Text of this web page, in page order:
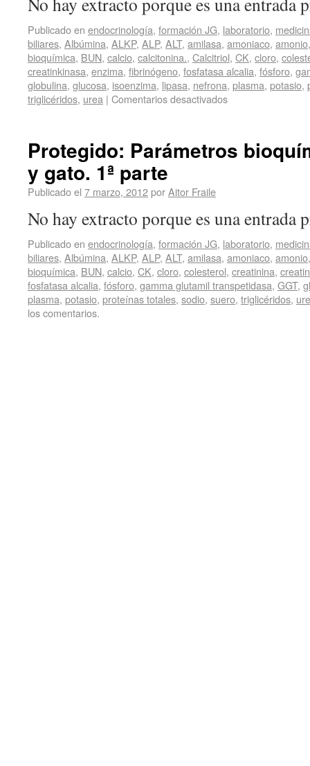
Publicado en endocrinología, formación JG, laboratorio,
biliares, Albúmina, ALKP, ALP, ALT, amilasa, amoniaco, amonio
bioquímica, BUN, calcio, calcitonina., Calcitriol, CK, cloro,
creatinkinasa, enzima, fibrinógeno, fosfatasa alcalia, fósforo,
globulina, glucosa, isoenzima, lipasa, nefrona, plasma, potasio,
triglicéridos, urea | Comentarios desactivados
Protegido: Parámetros
y gato. 1ª parte
Publicado el 7 marzo, 2012porAitor Fraile
No hay extracto porque es una entrada
Publicado en endocrinología, formación JG, laboratorio,
biliares, Albúmina, ALKP, ALP, ALT, amilasa, amoniaco, amonio
bioquímica, BUN, calcio, CK, cloro, colesterol, creatinina,
fosfatasa alcalia, fósforo, gamma glutamil transpetidasa, GGT,
plasma, potasio, proteínas totales, sodio, suero, triglicéridos,
los comentarios.